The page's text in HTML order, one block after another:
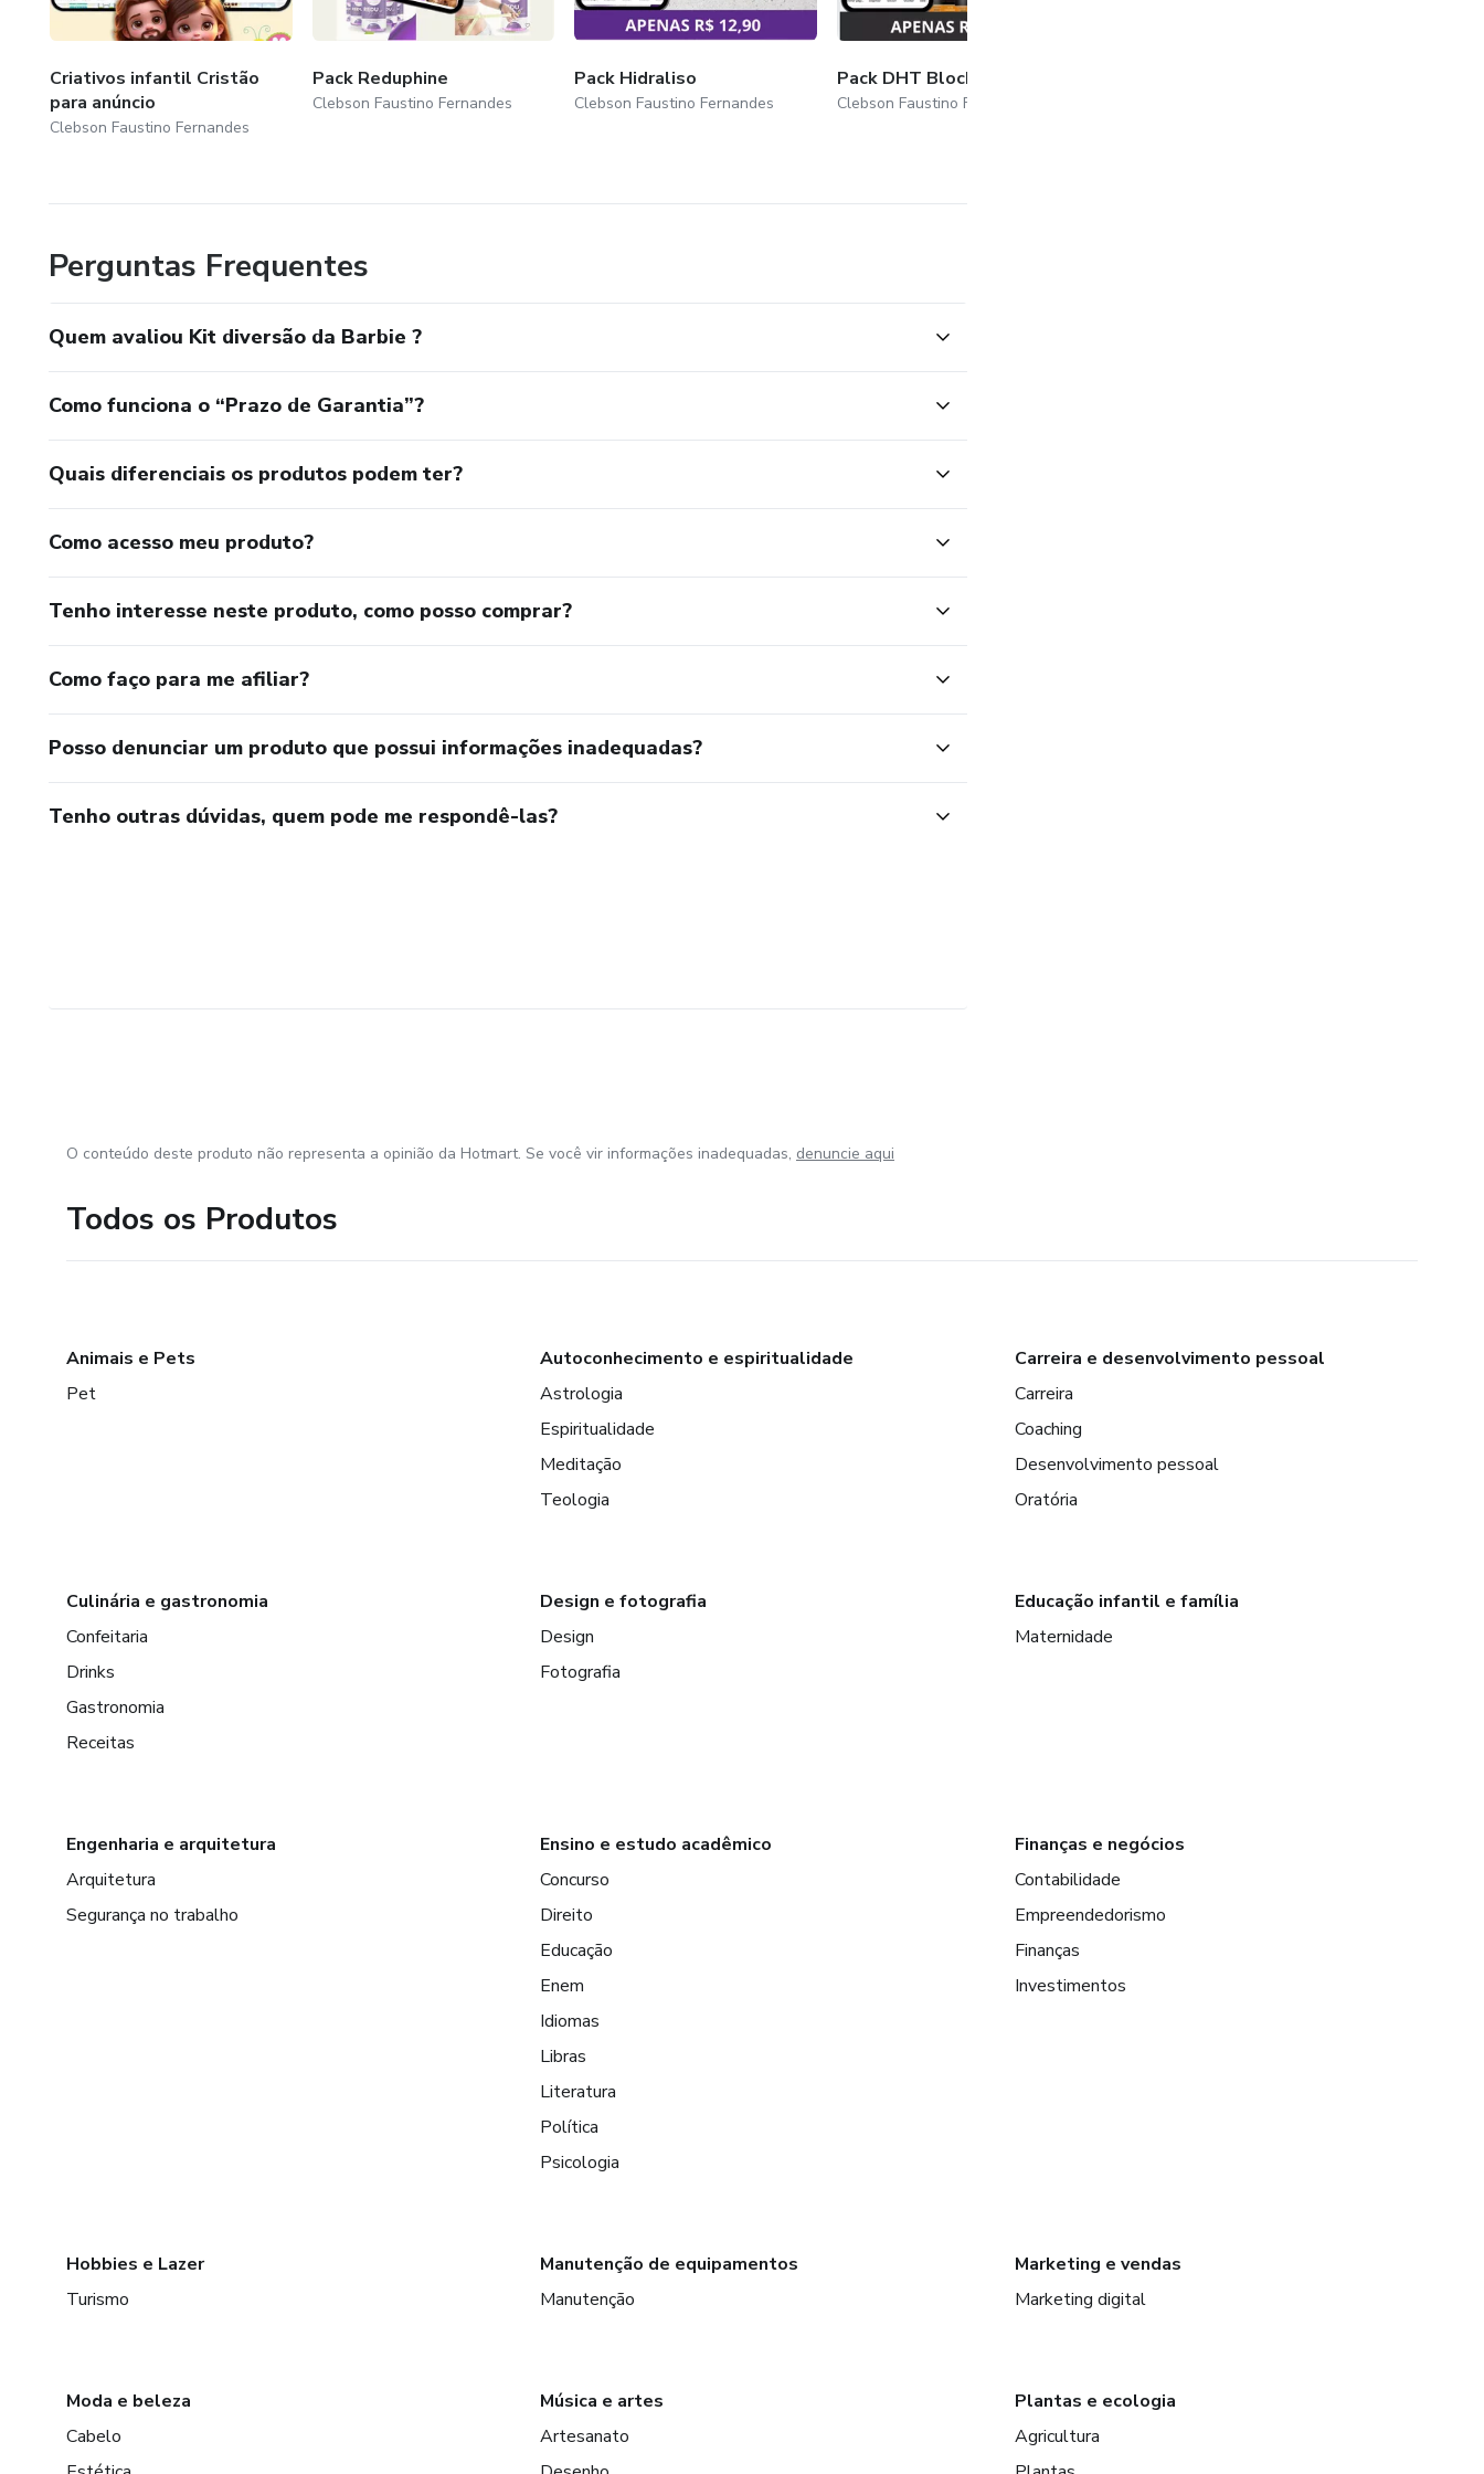
Criativos infantil Cristão
para anúncio
Clebson Faustino Fernandes
Pack Reduphine
Clebson Faustino Fernandes
Pack Hidraliso
Clebson Faustino Fernandes
Pack DHT Blocker
Clebson Faustino Fernandes
Perguntas Frequentes
Quem avaliou Kit diversão da Barbie ?
Como funciona o “Prazo de Garantia”?
Quais diferenciais os produtos podem ter?
Como acesso meu produto?
Tenho interesse neste produto, como posso comprar?
Como faço para me afiliar?
Posso denunciar um produto que possui informações inadequadas?
Tenho outras dúvidas, quem pode me respondê-las?
O conteúdo deste produto não representa a opinião da Hotmart. Se você vir informações inadequadas, denuncie aqui
Todos os Produtos
Animais e Pets
Pet
Autoconhecimento e espiritualidade
Astrologia
Espiritualidade
Meditação
Teologia
Carreira e desenvolvimento pessoal
Carreira
Coaching
Desenvolvimento pessoal
Oratória
Culinária e gastronomia
Confeitaria
Drinks
Gastronomia
Receitas
Design e fotografia
Design
Fotografia
Educação infantil e família
Maternidade
Engenharia e arquitetura
Arquitetura
Segurança no trabalho
Ensino e estudo acadêmico
Concurso
Direito
Educação
Enem
Idiomas
Libras
Literatura
Política
Psicologia
Finanças e negócios
Contabilidade
Empreendedorismo
Finanças
Investimentos
Hobbies e Lazer
Turismo
Manutenção de equipamentos
Manutenção
Marketing e vendas
Marketing digital
Moda e beleza
Cabelo
Música e artes
Artesanato
Plantas e ecologia
Agricultura